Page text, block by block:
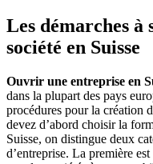
Les démarches
société en Suisse
Ouvrir une entreprise en
dans la plupart des pays
procédures pour la création
devez d’abord choisir la
Suisse, on distingue deux
d’entreprise. La première